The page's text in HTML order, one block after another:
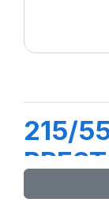
215/